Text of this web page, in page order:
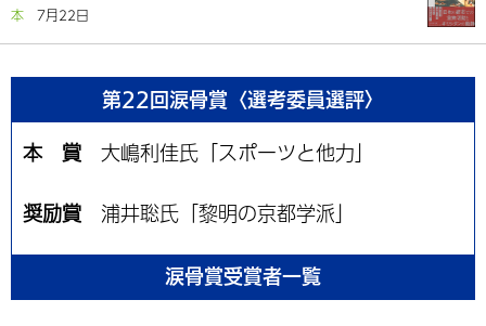
本 7月22日
第22回涙骨賞〈選考委員選評〉
本 賞 大嶋利佳氏「スポーツと他力」
奨励賞 浦井聡氏「黎明の京都学派」
涙骨賞受賞者一覧